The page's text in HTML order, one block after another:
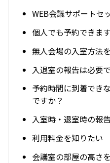
WEB会議サポートセ
個人でも予約できま
無人会場の入室方法
入退室の報告は必要
予約時間に到着でき
ですか？
入室時・退室時の報
利用料金を知りたい
会議室の部屋の高さ